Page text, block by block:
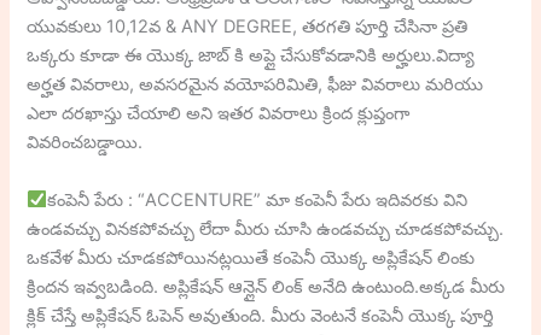
యువకులు 10,12వ & ANY DEGREE, తరగతి పూర్తి చేసినా ప్రతి
ఒక్కరు కూడా ఈ యొక్క జాబ్ కి అప్లై చేసుకోవడానికి అర్హులు.విద్యా
అర్హత వివరాలు, అవసరమైన వయోపరిమితి, ఫీజు వివరాలు మరియు
ఎలా దరఖాస్తు చేయాలి అని ఇతర వివరాలు క్రింద క్లుప్తంగా
వివరించబడ్డాయి.
కంపెనీ పేరు : “ACCENTURE” మా కంపెనీ పేరు ఇదివరకు విని
ఉండవచ్చు వినకపోవచ్చు లేదా మీరు చూసి ఉండవచ్చు చూడకపోవచ్చు.
ఒకవేళ మీరు చూడకపోయినట్లయితే కంపెనీ యొక్క అప్లికేషన్ లింకు
క్రిందన ఇవ్వబడింది. అప్లికేషన్ ఆన్లైన్ లింక్ అనేది ఉంటుంది.అక్కడ మీరు
క్లిక్ చేస్తే అప్లికేషన్ ఓపెన్ అవుతుంది. మీరు వెంటనే కంపెనీ యొక్క పూర్తి